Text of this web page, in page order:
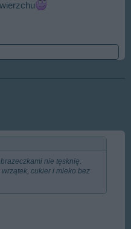
nie tęsknię.
cukier i mleko bez